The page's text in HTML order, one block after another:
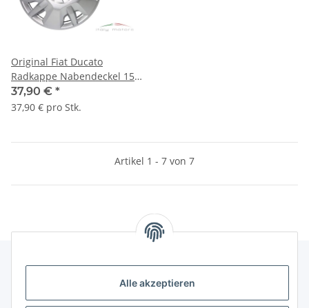
Alle akzeptieren
Original Fiat Ducato
Radkappe Nabendeckel 15
Zoll Logo Emblem rot
1374086080
37,90 € *
37,90 € pro Stk.
Artikel 1 - 7 von 7